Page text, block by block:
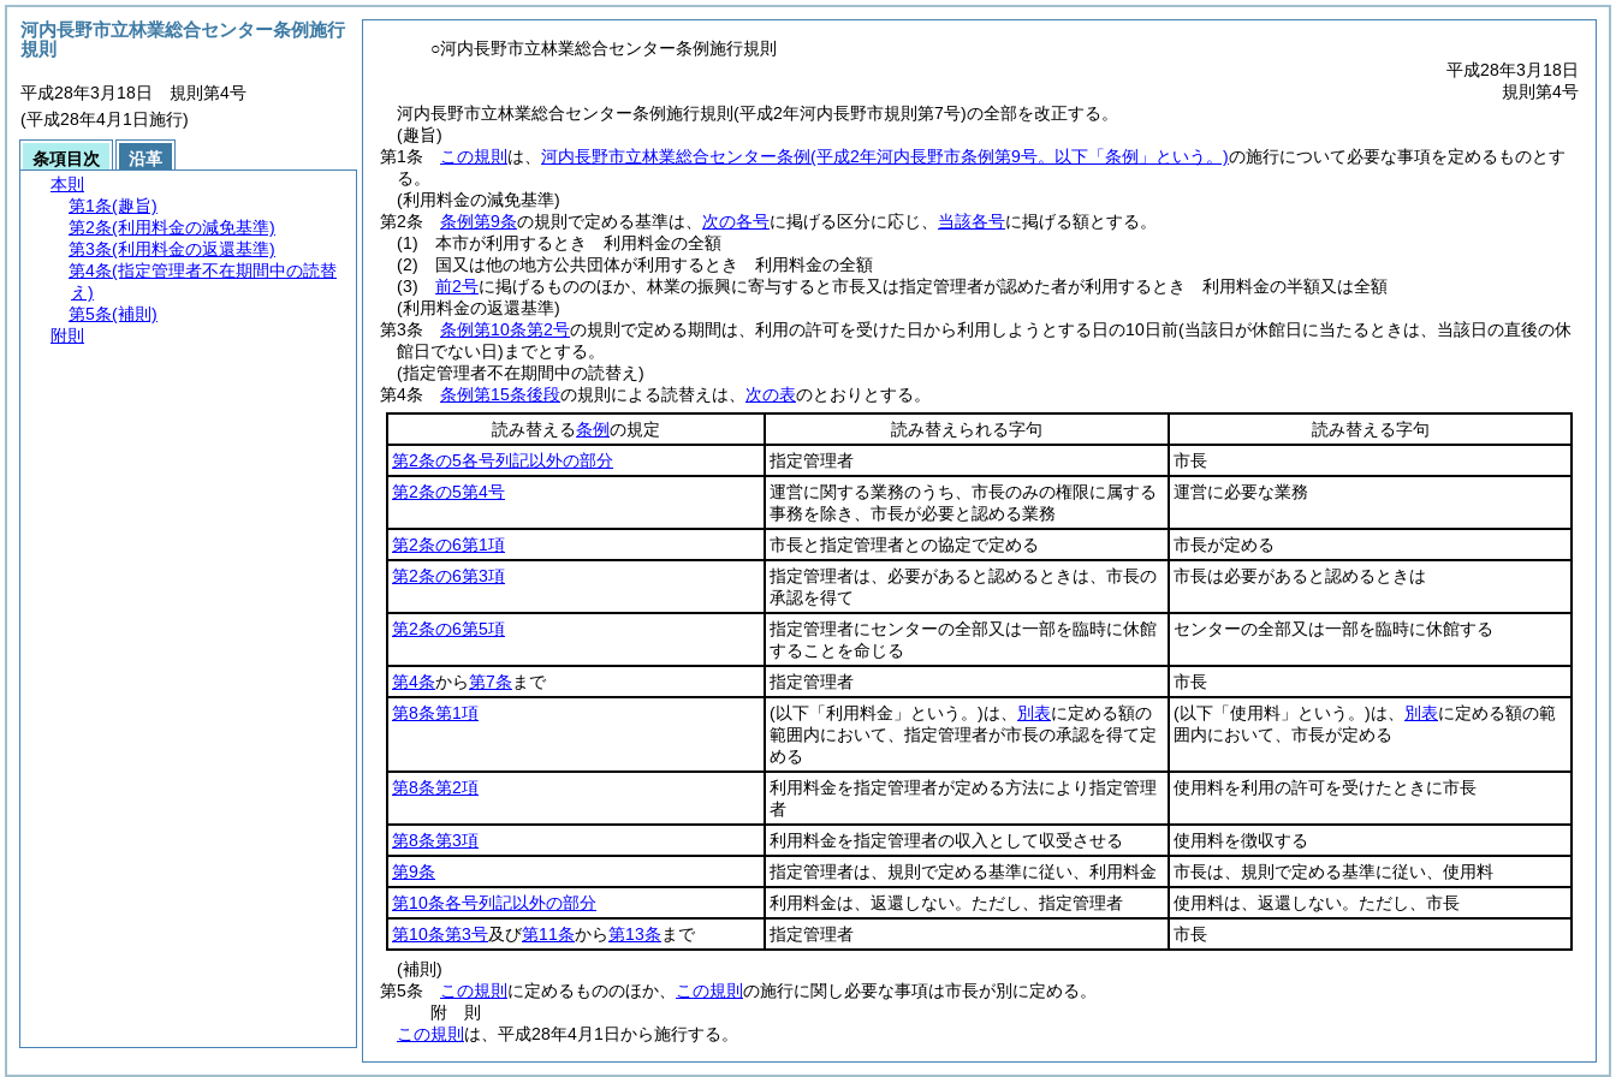
○河内長野市立林業総合センター条例施行規則
平成28年3月18日
規則第4号
河内長野市立林業総合センター条例施行規則(平成2年河内長野市規則第7号)の全部を改正する。
(趣旨)
第1条
この規則 は、 河内長野市立林業総合センター条例(平成2年河内長野市条例第9号。以下「条例」という。)の施行について必要な事項を定めるものとす
る。
(利用料金の減免基準)
第2条
条例第9条の規則で定める基準は、 次の各号に掲げる区分に応じ、 当該各号に掲げる額とする。
(1)
本市が利用するとき 利用料金の全額
(2)
国又は他の地方公共団体が利用するとき 利用料金の全額
(3)
前2号に掲げるもののほか、林業の振興に寄与すると市長又は指定管理者が認めた者が利用するとき 利用料金の半額又は全額
(利用料金の返還基準)
第3条
条例第10条第2号の規則で定める期間は、利用の許可を受けた日から利用しようとする日の10日前(当該日が休館日に当たるときは、当該日の直後の休
館日でない日) までとする。
(指定管理者不在期間中の読替え)
第4条
条例第15条後段の規則による読替えは、 次の表のとおりとする。
読み替える条例の規定 読み替えられる字句
読み替える字句
第2条の5各号列記以外の部分
指定管理者
市長
第2条の5第4号
運営に関する業務のうち、市長のみの権限に属する
事務を除き、市長が必要と認める業務
運営に必要な業務
第2条の6第1項 市長と指定管理者との協定で定める
市長が定める
第2条の6第3項
指定管理者は、必要があると認めるときは、市長の
承認を得て
市長は必要があると認めるときは
第2条の6第5項
指定管理者にセンターの全部又は一部を臨時に休館
することを命じる
センターの全部又は一部を臨時に休館する
第4条から第7条 まで 指定管理者
市長
第8条第1項
(以下「利用料金」という。)は、 別表に定める額の
範囲内において、指定管理者が市長の承認を得て定
める
(以下「使用料」という。)は、 別表に定める額の範
囲内において、市長が定める
第8条第2項
利用料金を指定管理者が定める方法により指定管理
者
使用料を利用の許可を受けたときに市長
第8条第3項 利用料金を指定管理者の収入として収受させる
使用料を徴収する
第9条
指定管理者は、規則で定める基準に従い、利用料金
市長は、規則で定める基準に従い、使用料
第10条各号列記以外の部分
利用料金は、返還しない。ただし、指定管理者
使用料は、返還しない。ただし、市長
第10条第3号及び第11条から第13条 まで 指定管理者
市長
(補則)
第5条
この規則 に定めるもののほか、 この規則 の施行に関し必要な事項は市長が別に定める。
附 則
この規則 は、平成28年4月1日から施行する。
河内長野市立林業総合センター条例施行
規則
平成28年3月18日 規則第4号
(平成28年4月1日施行)
条項目次
沿革
本則
第1条(趣旨)
第2条(利用料金の減免基準)
第3条(利用料金の返還基準)
第4条(指定管理者不在期間中の読替
え)
第5条(補則)
附則